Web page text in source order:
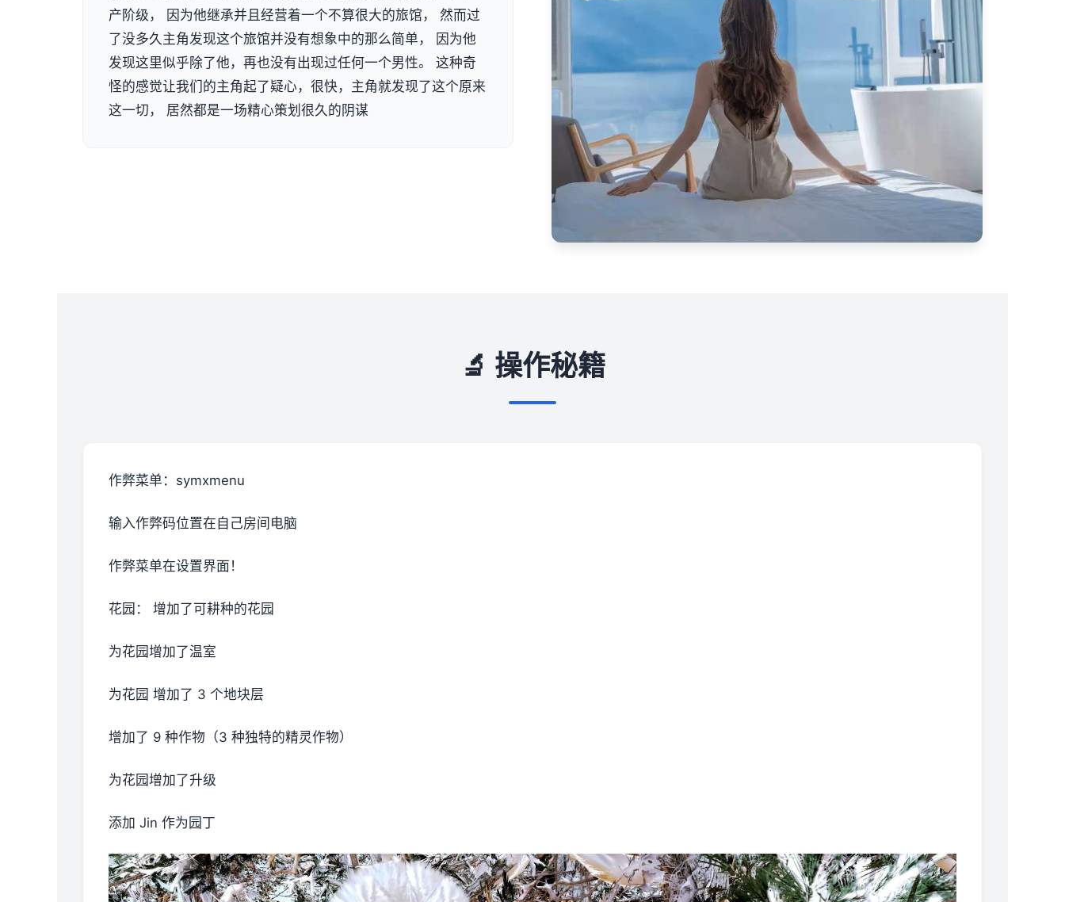
产阶级， 因为他继承并且经营着一个不算很大的旅馆， 然而过
了没多久主角发现这个旅馆并没有想象中的那么简单， 因为他
发现这里似乎除了他，再也没有出现过任何一个男性。 这种奇
怪的感觉让我们的主角起了疑心，很快，主角就发现了这个原来
这一切， 居然都是一场精心策划很久的阴谋
🔬 操作秘籍
作弊菜单：symxmenu
输入作弊码位置在自己房间电脑
作弊菜单在设置界面！
花园： 增加了可耕种的花园
为花园增加了温室
为花园 增加了 3 个地块层
增加了 9 种作物（3 种独特的精灵作物）
为花园增加了升级
添加 Jin 作为园丁